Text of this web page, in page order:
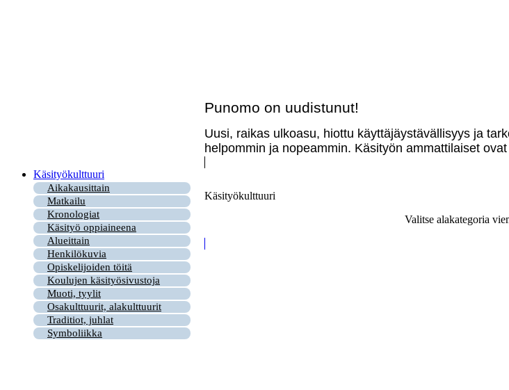
Punomo on uudistunut!
Uusi, raikas ulkoasu, hiottu käyttäjäystävällisyys ja
helpommin ja nopeammin. Käsityön ammattilaiset
Käsityökulttuuri
Aikakausittain
Matkailu
Kronologiat
Käsityö oppiaineena
Alueittain
Henkilökuvia
Opiskelijoiden töitä
Koulujen käsityösivustoja
Muoti, tyylit
Osakulttuurit, alakulttuurit
Traditiot, juhlat
Symboliikka
Käsityökulttuuri
Valitse alakategoria